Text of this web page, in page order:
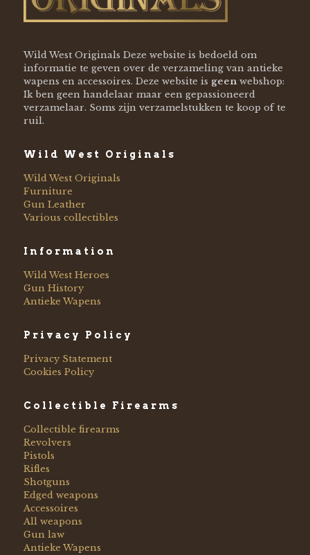
Wild West Originals Deze website is bedoeld om
informatie te geven over de verzameling van antieke
wapens en accessoires. Deze website is geenwebshop:
Ik ben geen handelaar maar een gepassioneerd
verzamelaar. Soms zijn verzamelstukken te koop of te
ruil.
Wild West Originals
Wild West Originals
Furniture
Gun Leather
Various collectibles
Information
Wild West Heroes
Gun History
Antieke Wapens
Privacy Policy
Privacy Statement
Cookies Policy
Collectible Firearms
Collectible firearms
Revolvers
Pistols
Rifles
Shotguns
Edged weapons
Accessoires
All weapons
Gun law
Antieke Wapens